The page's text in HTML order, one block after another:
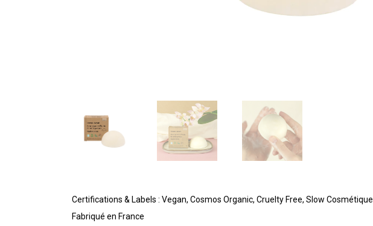
Certifications & Labels : Vegan, Cosmos Organic, Cruelty Free, Slow Cosmétique
Fabriqué en France